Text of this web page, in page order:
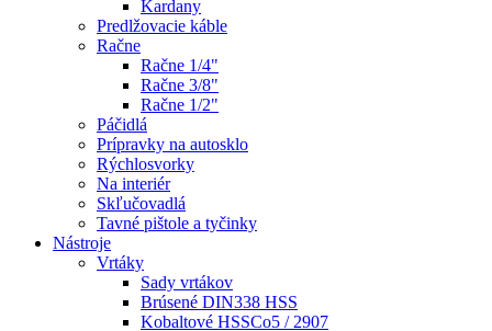
Kardany
Predlžovacie káble
Račne
Račne 1/4"
Račne 3/8"
Račne 1/2"
Páčidlá
Prípravky na autosklo
Rýchlosvorky
Na interiér
Skľučovadlá
Tavné pištole a tyčinky
Nástroje
Vrtáky
Sady vrtákov
Brúsené DIN338 HSS
Kobaltové HSSCo5 / 2907